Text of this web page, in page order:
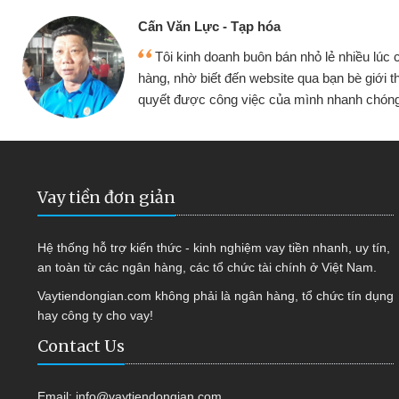
Cấn Văn Lực - Tạp hóa
Tôi kinh doanh buôn bán nhỏ lẻ nhiều lúc
hàng, nhờ biết đến website qua bạn bè giới
quyết được công việc của mình nhanh
Vay tiền đơn giản
Hệ thống hỗ trợ kiến thức - kinh nghiệm vay tiền nhanh, uy tín,
an toàn từ các ngân hàng, các tổ chức tài chính ở Việt Nam.
Vaytiendongian.com không phải là ngân hàng, tổ chức tín dụng
hay công ty cho vay!
Contact Us